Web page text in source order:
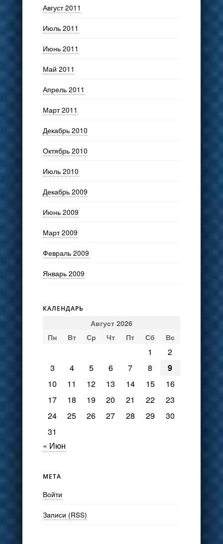
Август 2011
Июль 2011
Июнь 2011
Май 2011
Апрель 2011
Март 2011
Декабрь 2010
Октябрь 2010
Июль 2010
Декабрь 2009
Июнь 2009
Март 2009
Февраль 2009
Январь 2009
КАЛЕНДАРЬ
Август 2026
Пн
Вт Ср Чт Пт Сб Вс
1
2
3
4 5 6 7 8
9
10
11 12 13 14 15
16
17
18 19 20 21 22
23
24
25 26 27 28 29
30
31
« Июн
МЕТА
Войти
Записи (RSS)